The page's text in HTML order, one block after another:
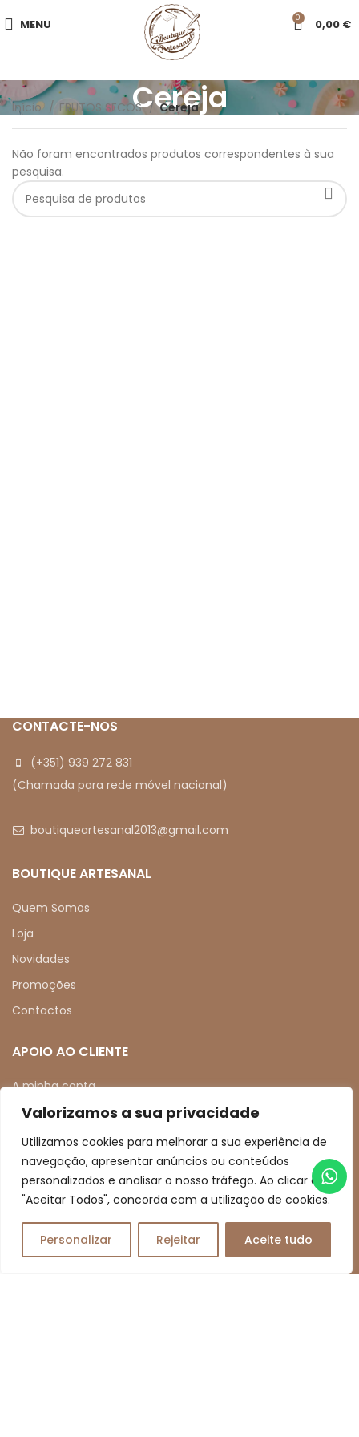
Valorizamos a sua privacidade
Utilizamos cookies para melhorar a sua experiência de
navegação, apresentar anúncios ou conteúdos
personalizados e analisar o nosso tráfego. Ao clicar em
"Aceitar Todos", concorda com a utilização de cookies.
Personalizar Rejeitar Aceite tudo
MENU 0 0,00 €
Cereja
Início FRUTOS SECOS Cereja
Não foram encontrados produtos correspondentes à sua
pesquisa.
CONTACTE-NOS
(+351) 939 272 831
(Chamada para rede móvel nacional)
boutiqueartesanal2013@gmail.com
BOUTIQUE ARTESANAL
Quem Somos
Loja
Novidades
Promoções
Contactos
APOIO AO CLIENTE
A minha conta
Favoritos
Comparar
Política de Privacidade
Condições e Políticas de Venda
Livro de Reclamações Online
0